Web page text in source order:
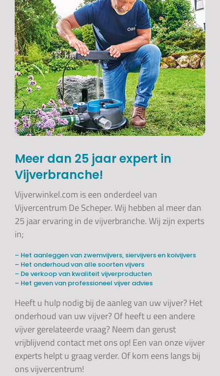
Meer dan 25 jaar expert in
Vijverbranche!
Vijverwinkel.com is een onderdeel van
Vijvercentrum De Scheper. Wij hebben al meer dan
25 jaar ervaring in de vijverbranche. Wij zijn experts
in;
– Het aanleggen van zwemvijvers, siervijvers en koivijvers
– Het onderhoud van alle soorten vijvers
– De verkoop van kwaliteit vijverproducten
– Het geven van professioneel vijver advies
Heeft u hulp nodig bij de aanleg van uw vijver? Het
onderhoud van uw vijver? Of heeft u een andere
vijver gerelateerde vraag? Neem dan gerust
vrijblijvend contact met ons op! Een van onze vijver
experts helpt u graag verder. Of kom eens langs bij
ons vijvercentrum!